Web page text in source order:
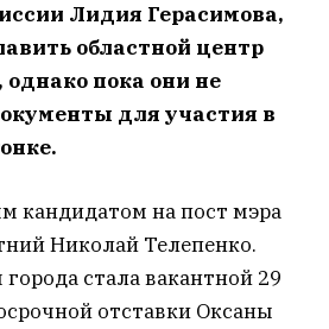
Лидия Герасимова,
областной центр
пока они не
для участия в
кандидатом на пост мэра
Николай Телепенко.
стала вакантной 29
отставки Оксаны